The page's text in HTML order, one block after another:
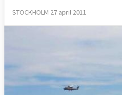
STOCKHOLM 27 april 2011